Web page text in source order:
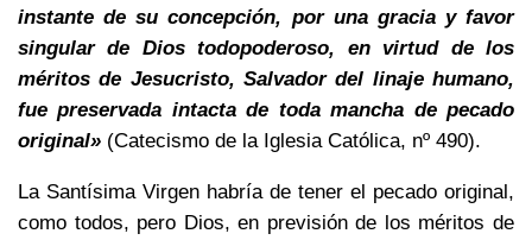
instante de su concepción, por una gracia y favor
singular de Dios todopoderoso, en virtud de los
méritos de Jesucristo, Salvador del linaje humano,
fue preservada intacta de toda mancha de pecado
original» (Catecismo de la Iglesia Católica, nº 490).
La Santísima Virgen habría de tener el pecado original,
como todos, pero Dios, en previsión de los méritos de